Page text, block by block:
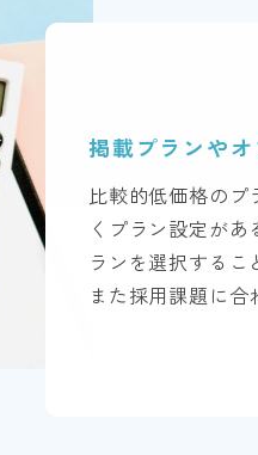
掲載プランや
比較的低価格の
くプラン設定が
ランを選択するこ
また採用課題に合